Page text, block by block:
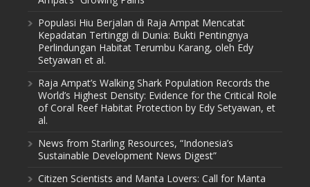
Populasi Hiu Berjalan di Raja Ampat Mencatat
Kepadatan Tertinggi di Dunia: Bukti Pentingnya
Perlindungan Habitat Terumbu Karang, oleh Edy
Setyawan et al.
Raja Ampat’s Walking Shark Population Records the
World’s Highest Density: Evidence for the Critical Role
of Coral Reef Habitat Protection by Edy Setyawan, et
al.
News from Starling Resources, “Indonesia’s
Sustainable Development News Digest”
Citizen Scientists and Manta Lovers: Call for Manta